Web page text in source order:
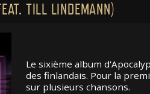
TILL LINDEMANN)
Le sixième album
des finlandais. Pour la
sur plusieurs chansons.